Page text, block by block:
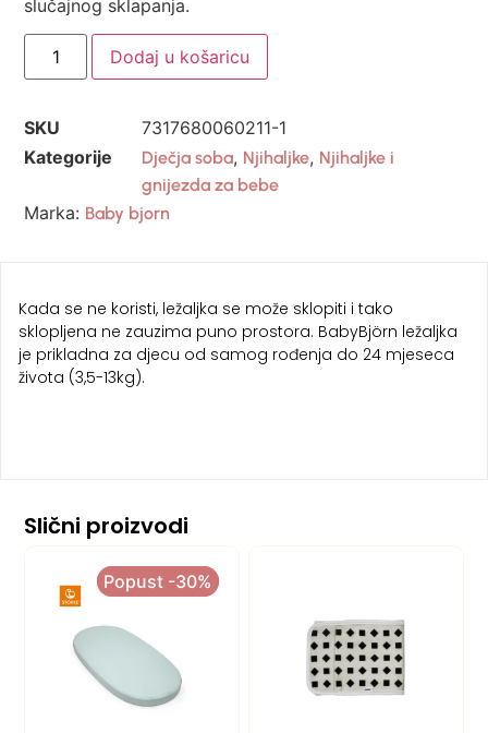
slučajnog sklapanja.
Dodaj u košaricu
SKU
7317680060211-1
Kategorije
Dječja soba, Njihaljke, Njihaljke i
gnijezda za bebe
Marka: Baby bjorn
Kada se ne koristi, ležaljka se može sklopiti i tako
sklopljena ne zauzima puno prostora. BabyBjörn ležaljka
je prikladna za djecu od samog rođenja do 24 mjeseca
života (3,5-13kg).
Slični proizvodi
Popust -30%
Popust -30%